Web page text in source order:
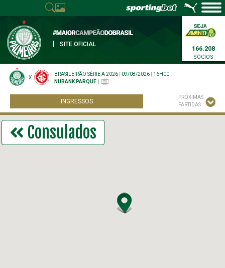
SITE OFICIAL
166.208
SÓCIOS
X
BRASILEIRÃO SÉRIE A 2026 09/08/2026
16H00
NUBANK PARQUE
INGRESSOS
PRÓXIMAS
PARTIDAS
Consulados